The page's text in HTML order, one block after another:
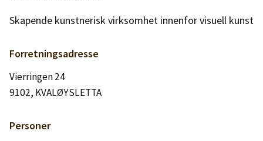
Priser
Logg inn
Lag konto
Skapende kunstnerisk virksomhet innenfor visuell kunst
Forretningsadresse
Vierringen 24
9102, KVALØYSLETTA
Personer